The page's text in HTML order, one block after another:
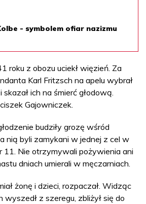
- symbolem ofiar nazizmu
roku z obozu uciekł więzień. Za
Karl Fritzsch na apelu wybrał
ich na śmierć głodową.
Gajowniczek.
budziły grozę wśród
nią byli zamykani w jednej z cel w
11. Nie otrzymywali pożywienia ani
dniach umierali w męczarniach.
żonę i dzieci, rozpaczał. Widząc
wyszedł z szeregu, zbliżył się do